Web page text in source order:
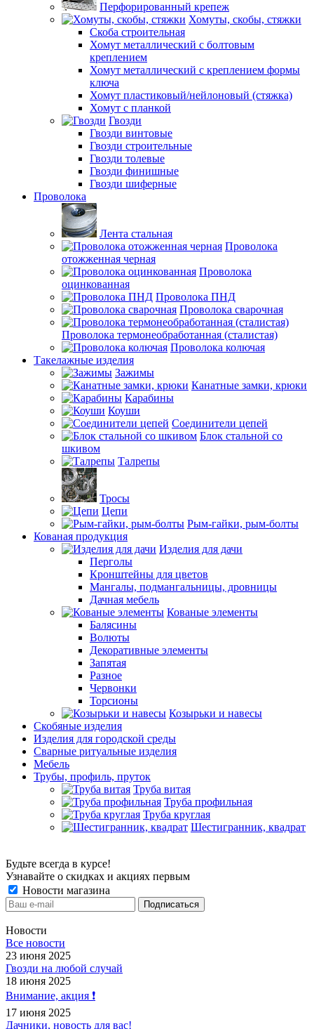
Перфорированный крепеж
Хомуты, скобы, стяжки
Скоба строительная
Хомут металлический с болтовым
креплением
Хомут металлический с креплением формы
ключа
Хомут пластиковый/нейлоновый (стяжка)
Хомут с планкой
Гвозди
Гвозди винтовые
Гвозди строительные
Гвозди толевые
Гвозди финишные
Гвозди шиферные
Проволока
Лента стальная
Проволока
отожженная черная
Проволока
оцинкованная
Проволока ПНД
Проволока сварочная
Проволока термонеобработанная (сталистая)
Проволока колючая
Такелажные изделия
Зажимы
Канатные замки, крюки
Карабины
Коуши
Соединители цепей
Блок стальной со
шкивом
Талрепы
Тросы
Цепи
Рым-гайки, рым-болты
Кованая продукция
Изделия для дачи
Перголы
Кронштейны для цветов
Мангалы, подмангальницы, дровницы
Дачная мебель
Кованые элементы
Балясины
Волюты
Декоративные элементы
Запятая
Разное
Червонки
Торсионы
Козырьки и навесы
Скобяные изделия
Изделия для городской среды
Сварные ритуальные изделия
Мебель
Трубы, профиль, пруток
Труба витая
Труба профильная
Труба круглая
Шестигранник, квадрат
Будьте всегда в курсе!
Узнавайте о скидках и акциях первым
Новости магазина
Новости
Все новости
23 июня 2025
Гвозди на любой случай
18 июня 2025
Внимание, акция ❗️
17 июня 2025
Дачники, новость для вас!